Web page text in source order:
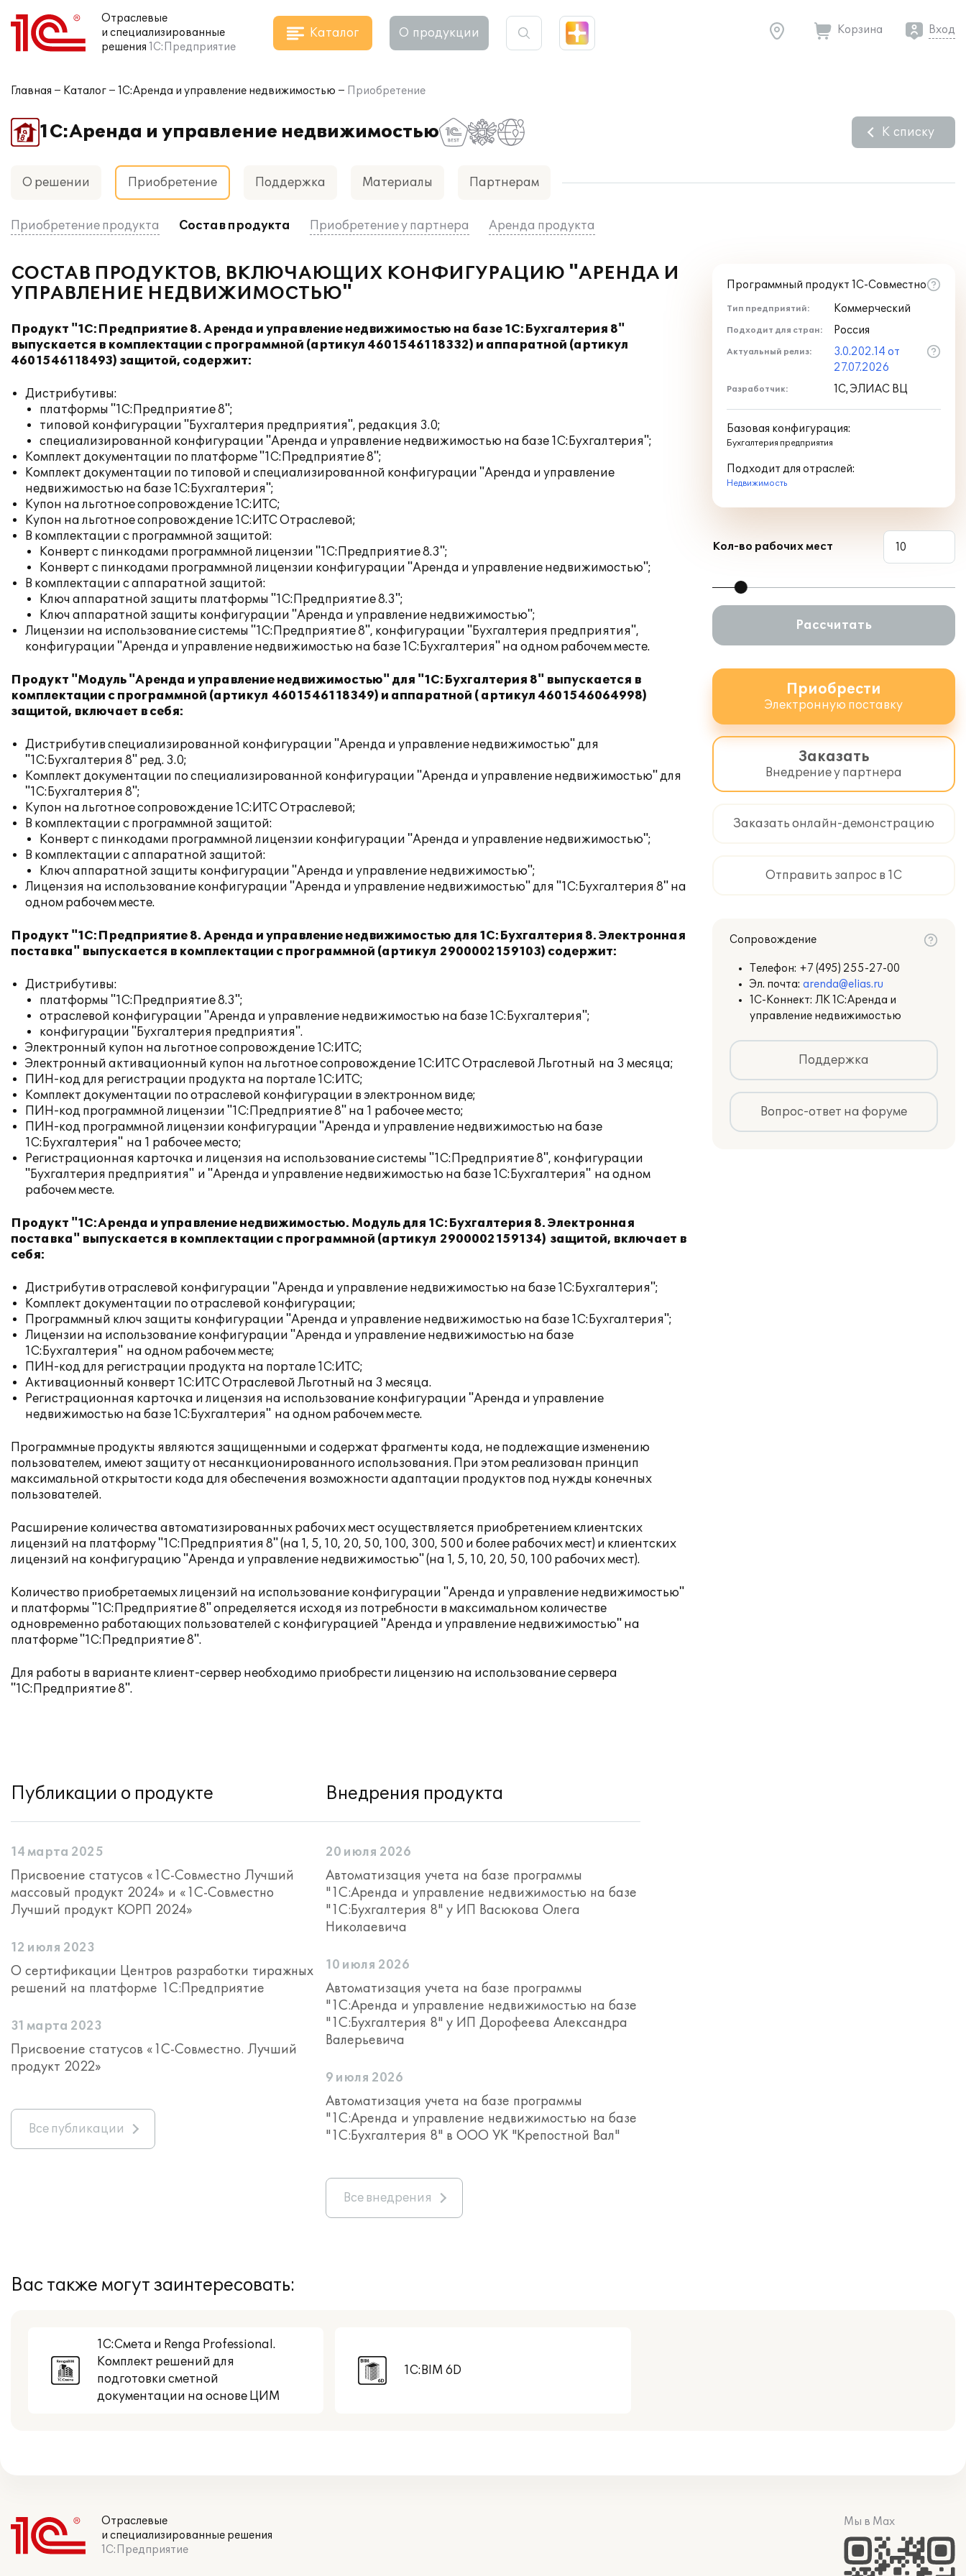
Отраслевые
и специализированные
решения 1С:Предприятие
Каталог О продукции Корзина Вход
Главная Каталог 1С:Аренда и управление недвижимостью Приобретение
1С:Аренда и управление недвижимостью К списку
О решении Приобретение Поддержка Материалы Партнерам
Приобретение продукта Состав продукта Приобретение у партнера Аренда продукта
СОСТАВ ПРОДУКТОВ, ВКЛЮЧАЮЩИХ КОНФИГУРАЦИЮ "АРЕНДА И
УПРАВЛЕНИЕ НЕДВИЖИМОСТЬЮ"
Продукт "1С:Предприятие 8. Аренда и управление недвижимостью на базе 1С:Бухгалтерия 8"
выпускается в комплектации с программной (артикул 4601546118332) и аппаратной (артикул
4601546118493) защитой, содержит:
Дистрибутивы:
платформы "1С:Предприятие 8";
типовой конфигурации "Бухгалтерия предприятия", редакция 3.0;
специализированной конфигурации "Аренда и управление недвижимостью на базе 1С:Бухгалтерия";
Комплект документации по платформе "1С:Предприятие 8";
Комплект документации по типовой и специализированной конфигурации "Аренда и управление
недвижимостью на базе 1С:Бухгалтерия";
Купон на льготное сопровождение 1С:ИТС;
Купон на льготное сопровождение 1С:ИТС Отраслевой;
В комплектации с программной защитой:
Конверт с пинкодами программной лицензии "1С:Предприятие 8.3";
Конверт с пинкодами программной лицензии конфигурации "Аренда и управление недвижимостью";
В комплектации с аппаратной защитой:
Ключ аппаратной защиты платформы "1С:Предприятие 8.3";
Ключ аппаратной защиты конфигурации "Аренда и управление недвижимостью";
Лицензии на использование системы "1С:Предприятие 8", конфигурации "Бухгалтерия предприятия",
конфигурации "Аренда и управление недвижимостью на базе 1С:Бухгалтерия" на одном рабочем месте.
Продукт "Модуль "Аренда и управление недвижимостью" для "1С:Бухгалтерия 8" выпускается в
комплектации с программной (артикул 4601546118349) и аппаратной ( артикул 4601546064998)
защитой, включает в себя:
Дистрибутив специализированной конфигурации "Аренда и управление недвижимостью" для
"1С:Бухгалтерия 8" ред. 3.0;
Комплект документации по специализированной конфигурации "Аренда и управление недвижимостью" для
"1С:Бухгалтерия 8";
Купон на льготное сопровождение 1С:ИТС Отраслевой;
В комплектации с программной защитой:
Конверт с пинкодами программной лицензии конфигурации "Аренда и управление недвижимостью";
В комплектации с аппаратной защитой:
Ключ аппаратной защиты конфигурации "Аренда и управление недвижимостью";
Лицензия на использование конфигурации "Аренда и управление недвижимостью" для "1С:Бухгалтерия 8" на
одном рабочем месте.
Продукт "1С:Предприятие 8. Аренда и управление недвижимостью для 1С:Бухгалтерия 8. Электронная
поставка" выпускается в комплектации с программной (артикул 2900002159103) содержит:
Дистрибутивы:
платформы "1С:Предприятие 8.3";
отраслевой конфигурации "Аренда и управление недвижимостью на базе 1С:Бухгалтерия";
конфигурации "Бухгалтерия предприятия".
Электронный купон на льготное сопровождение 1С:ИТС;
Электронный активационный купон на льготное сопровождение 1С:ИТС Отраслевой Льготный на 3 месяца;
ПИН-код для регистрации продукта на портале 1С:ИТС;
Комплект документации по отраслевой конфигурации в электронном виде;
ПИН-код программной лицензии "1С:Предприятие 8" на 1 рабочее место;
ПИН-код программной лицензии конфигурации "Аренда и управление недвижимостью на базе
1С:Бухгалтерия" на 1 рабочее место;
Регистрационная карточка и лицензия на использование системы "1С:Предприятие 8", конфигурации
"Бухгалтерия предприятия" и "Аренда и управление недвижимостью на базе 1С:Бухгалтерия" на одном
рабочем месте.
Продукт "1С:Аренда и управление недвижимостью. Модуль для 1С:Бухгалтерия 8. Электронная
поставка" выпускается в комплектации с программной (артикул 2900002159134) защитой, включает в
себя:
Дистрибутив отраслевой конфигурации "Аренда и управление недвижимостью на базе 1С:Бухгалтерия";
Комплект документации по отраслевой конфигурации;
Программный ключ защиты конфигурации "Аренда и управление недвижимостью на базе 1С:Бухгалтерия";
Лицензии на использование конфигурации "Аренда и управление недвижимостью на базе
1С:Бухгалтерия" на одном рабочем месте;
ПИН-код для регистрации продукта на портале 1С:ИТС;
Активационный конверт 1С:ИТС Отраслевой Льготный на 3 месяца.
Регистрационная карточка и лицензия на использование конфигурации "Аренда и управление
недвижимостью на базе 1С:Бухгалтерия" на одном рабочем месте.
Программные продукты являются защищенными и содержат фрагменты кода, не подлежащие изменению
пользователем, имеют защиту от несанкционированного использования. При этом реализован принцип
максимальной открытости кода для обеспечения возможности адаптации продуктов под нужды конечных
пользователей.
Расширение количества автоматизированных рабочих мест осуществляется приобретением клиентских
лицензий на платформу "1С:Предприятия 8" (на 1, 5, 10, 20, 50, 100, 300, 500 и более рабочих мест) и клиентских
лицензий на конфигурацию "Аренда и управление недвижимостью" (на 1, 5, 10, 20, 50, 100 рабочих мест).
Количество приобретаемых лицензий на использование конфигурации "Аренда и управление недвижимостью"
и платформы "1С:Предприятие 8" определяется исходя из потребности в максимальном количестве
одновременно работающих пользователей с конфигурацией "Аренда и управление недвижимостью" на
платформе "1С:Предприятие 8".
Для работы в варианте клиент-сервер необходимо приобрести лицензию на использование сервера
"1С:Предприятие 8".
Программный продукт 1С-Совместно
Тип предприятий: Коммерческий
Подходит для стран: Россия
Актуальный релиз:
3.0.202.14 от
27.07.2026
Разработчик: 1С, ЭЛИАС ВЦ
Базовая конфигурация:
Бухгалтерия предприятия
Подходит для отраслей:
Недвижимость
Кол-во рабочих мест
Рассчитать
Приобрести
Электронную поставку
Заказать
Внедрение у партнера
Заказать онлайн-демонстрацию
Отправить запрос в 1С
Сопровождение
Телефон: +7 (495) 255-27-00
Эл. почта: arenda@elias.ru
1С-Коннект: ЛК 1С:Аренда и
управление недвижимостью
Поддержка
Вопрос-ответ на форуме
Публикации о продукте
14 марта 2025
Присвоение статусов «1С-Совместно Лучший
массовый продукт 2024» и «1С-Совместно
Лучший продукт КОРП 2024»
12 июля 2023
О сертификации Центров разработки тиражных
решений на платформе 1С:Предприятие
31 марта 2023
Присвоение статусов «1С-Совместно. Лучший
продукт 2022»
Все публикации
Внедрения продукта
20 июля 2026
Автоматизация учета на базе программы
"1С:Аренда и управление недвижимостью на базе
"1С:Бухгалтерия 8" у ИП Васюкова Олега
Николаевича
10 июля 2026
Автоматизация учета на базе программы
"1С:Аренда и управление недвижимостью на базе
"1С:Бухгалтерия 8" у ИП Дорофеева Александра
Валерьевича
9 июля 2026
Автоматизация учета на базе программы
"1С:Аренда и управление недвижимостью на базе
"1С:Бухгалтерия 8" в ООО УК "Крепостной Вал"
Все внедрения
Вас также могут заинтересовать:
1С:Смета и Renga Professional.
Комплект решений для
подготовки сметной
документации на основе ЦИМ
1С:BIM 6D
Отраслевые
и специализированные решения
1С:Предприятие
Мы в Max